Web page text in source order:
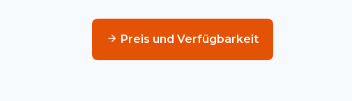
Preis und Verfügbarkeit